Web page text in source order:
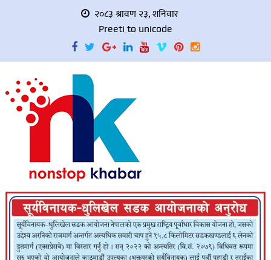
२०८३ श्रावण २३, शनिवार
Preeti to unicode